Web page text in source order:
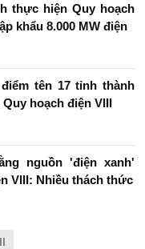
thực hiện Quy hoạch
khẩu 8.000 MW điện
tên 17 tỉnh thành
hoạch điện VIII
nguồn 'điện xanh'
VIII: Nhiều thách thức